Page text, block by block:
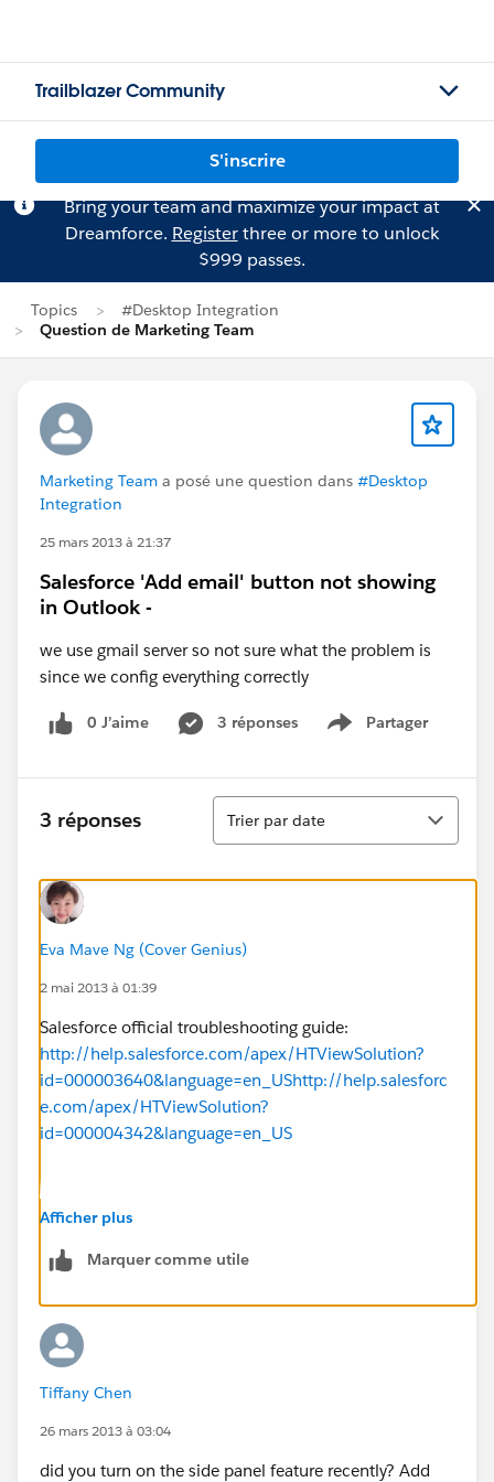
Trailblazer Community
S'inscrire
Bring your team and maximize your impact at
Dreamforce. Registerthree or more to unlock
$999 passes.
Topics
#Desktop Integration
Question de Marketing Team
Marketing Team a posé une question dans #Desktop
Integration
25 mars 2013 à 21:37
Salesforce 'Add email' button not showing
in Outlook -
we use gmail server so not sure what the problem is
since we config everything correctly
0 J’aime 3 réponses Partager
Show menu
3 réponses
Tri
Trier par date
Eva Mave Ng (Cover Genius)
2 mai 2013 à 01:39
Salesforce official troubleshooting guide:
http://help.salesforce.com/apex/HTViewSolution?
id=000003640&language=en_UShttp://help.salesforc
e.com/apex/HTViewSolution?
id=000004342&language=en_US
However, I installed MS VSTO 2010 Runtime x64 and I
button) in my MS OUtlook 2007, Window 7 64 bits
Refer here for download and installation:
https://success.salesforce.com/questionDetail?
qid=a1X30000000KOeaEAG&sort=newest_oldest
Afficher plus
Marquer comme utile
Tiffany Chen
26 mars 2013 à 03:04
did you turn on the side panel feature recently? Add